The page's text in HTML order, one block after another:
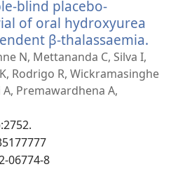
タ
ブ
で
開
く）
blind placebo-
of oral hydroxyurea
β-thalassaemia.
い
N, Mettananda C, Silva I,
Rodrigo R, Wickramasinghe
Premawardhena A,
06774-8